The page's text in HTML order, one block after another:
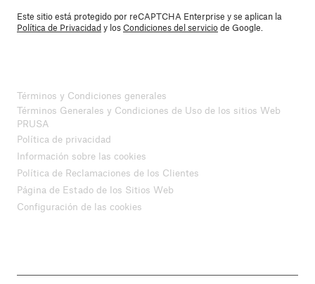
Este sitio está protegido por reCAPTCHA Enterprise y se aplican la
Política de Privacidady losCondiciones del serviciode Google.
Términos y Condiciones generales
Términos Generales y Condiciones de Uso de los sitios Web
PRUSA
Política de privacidad
Información sobre las cookies
Política de Reclamaciones de los Clientes
Página de Estado de los Sitios Web
Configuración de las cookies